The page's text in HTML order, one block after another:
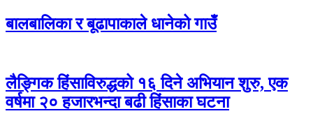
बालबालिका र बूढापाकाले धानेको गाउँ
लैङ्गिक हिंसाविरुद्धको १६ दिने अभियान शुरु, एक
वर्षमा २० हजारभन्दा बढी हिंसाका घटना